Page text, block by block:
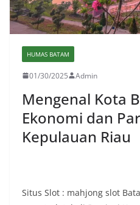
HUMAS BATAM
01/30/2025 Admin
Mengenal Kota
Ekonomi dan
Kepulauan Riau
Situs Slot : mahjong slot